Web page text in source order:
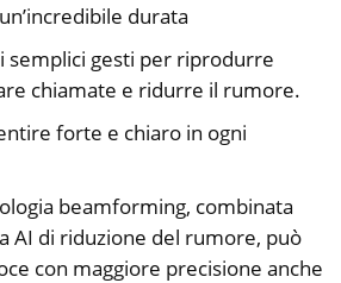
durata
semplici gesti per riprodurre
chiamate e ridurre il rumore.
forte e chiaro in ogni
beamforming, combinata
AI di riduzione del rumore, può
con maggiore precisione anche